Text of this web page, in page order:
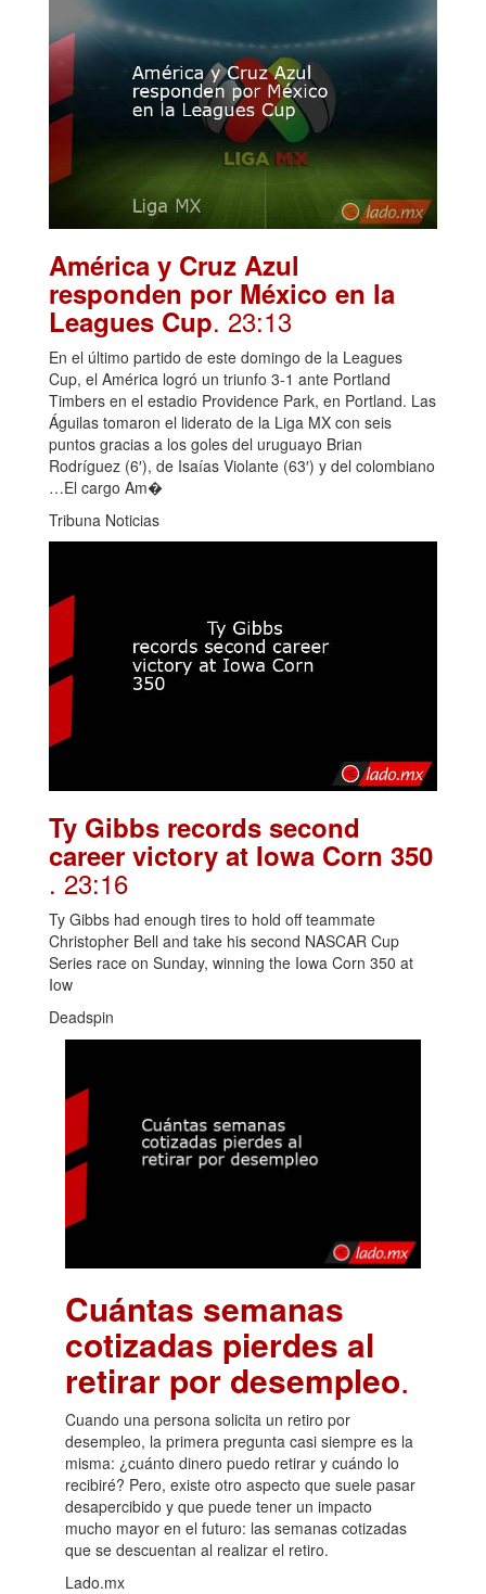
América y Cruz Azul
responden por México en la
Leagues Cup. 23:13
En el último partido de este domingo de la Leagues
Cup, el América logró un triunfo 3-1 ante Portland
Timbers en el estadio Providence Park, en Portland. Las
Águilas tomaron el liderato de la Liga MX con seis
puntos gracias a los goles del uruguayo Brian
Rodríguez (6′), de Isaías Violante (63′) y del colombiano
…El cargo Am�
Tribuna Noticias
Ty Gibbs records second
career victory at Iowa Corn 350
. 23:16
Ty Gibbs had enough tires to hold off teammate
Christopher Bell and take his second NASCAR Cup
Series race on Sunday, winning the Iowa Corn 350 at
Iow
Deadspin
Cuántas semanas
cotizadas pierdes al
retirar por desempleo.
Cuando una persona solicita un retiro por
desempleo, la primera pregunta casi siempre es la
misma: ¿cuánto dinero puedo retirar y cuándo lo
recibiré? Pero, existe otro aspecto que suele pasar
desapercibido y que puede tener un impacto
mucho mayor en el futuro: las semanas cotizadas
que se descuentan al realizar el retiro.
Lado.mx